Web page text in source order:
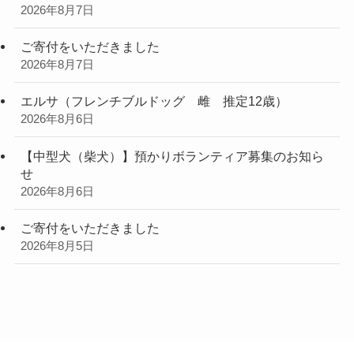
2026年8月7日
ご寄付をいただきました
2026年8月7日
エルサ（フレンチブルドッグ 雌 推定12歳）
2026年8月6日
【中型犬（柴犬）】預かりボランティア募集のお知ら
せ
2026年8月6日
ご寄付をいただきました
2026年8月5日